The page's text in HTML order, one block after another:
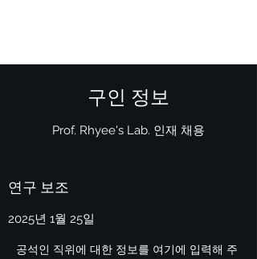
구인 정보
Prof. Rhyee's Lab. 인재 채용
연구 보조
2025년 1월 25일
공석인 직위에 대한 정보를 여기에 입력해 주